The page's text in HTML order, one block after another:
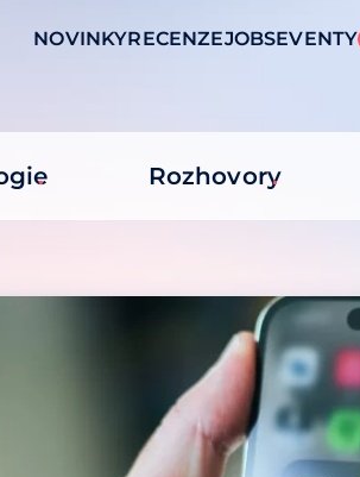
NOVINKYRECENZEJOBSEVENTY
Rozhovory